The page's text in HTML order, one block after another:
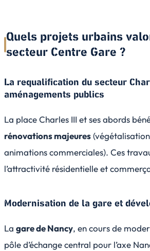
Quels projets urbains
secteur Centre Gare ?
La requalification du secteur
aménagements publics
La place Charles III et ses abords
rénovations majeures
animations commerciales). Ces
l’attractivité résidentielle et
Modernisation de la gare et
La gare de Nancy, en cours de
pôle d’échange central pour l’axe